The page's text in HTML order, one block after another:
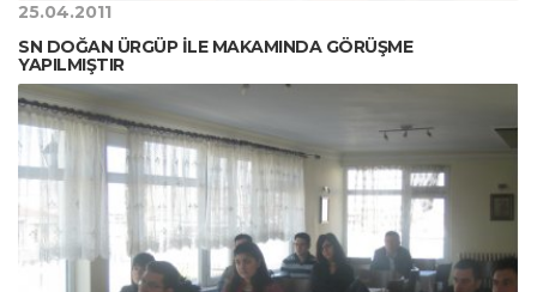
25.04.2011
SN DOĞAN ÜRGÜP İLE MAKAMINDA GÖRÜŞME
YAPILMIŞTIR